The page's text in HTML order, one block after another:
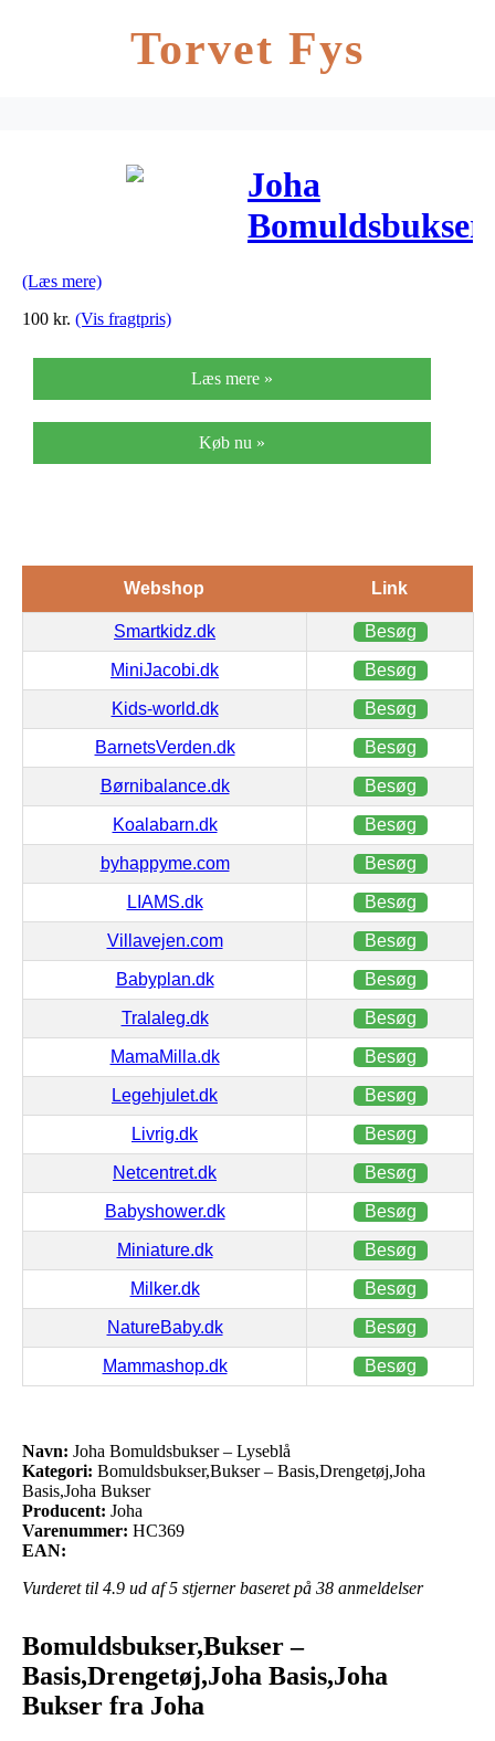
Torvet Fys
Joha
Bomuldsbukser
(Læs mere)
100 kr. (Vis fragtpris)
Læs mere »
Køb nu »
Webshop Link
Smartkidz.dk Besøg
MiniJacobi.dk Besøg
Kids-world.dk Besøg
BarnetsVerden.dk Besøg
Børnibalance.dk Besøg
Koalabarn.dk Besøg
byhappyme.com Besøg
LIAMS.dk Besøg
Villavejen.com Besøg
Babyplan.dk Besøg
Tralaleg.dk Besøg
MamaMilla.dk Besøg
Legehjulet.dk Besøg
Livrig.dk Besøg
Netcentret.dk Besøg
Babyshower.dk Besøg
Miniature.dk Besøg
Milker.dk Besøg
NatureBaby.dk Besøg
Mammashop.dk Besøg
Navn: Joha Bomuldsbukser – Lyseblå
Kategori: Bomuldsbukser,Bukser – Basis,Drengetøj,Joha
Basis,Joha Bukser
Producent: Joha
Varenummer: HC369
EAN:
Vurderet til 4.9 ud af 5 stjerner baseret på 38 anmeldelser
Bomuldsbukser,Bukser –
Basis,Drengetøj,Joha Basis,Joha
Bukser fra Joha